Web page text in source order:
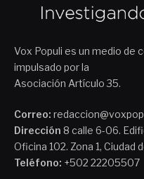
Vox Populi es un medio de
impulsado por la
Asociación Artículo 35.
Correo:
Dirección 8 calle 6-06.
Oficina 102. Zona 1, Ciudad
Teléfono: +502 22205507